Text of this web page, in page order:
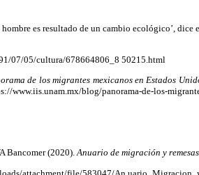
es resultado de un cambio ecológico’,
07/05/cultura/678664806_8 50215.html
de los migrantes mexicanos en Estados
www.iis.unam.mx/blog/panorama-de-los-
Bancomer (2020).Anuario de migración y